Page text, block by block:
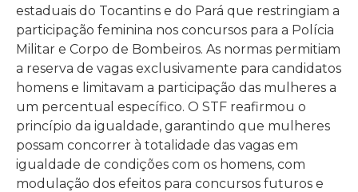
estaduais do Tocantins e do Pará que restringiam a
participação feminina nos concursos para a Polícia
Militar e Corpo de Bombeiros. As normas permitiam
a reserva de vagas exclusivamente para candidatos
homens e limitavam a participação das mulheres a
um percentual específico. O STF reafirmou o
princípio da igualdade, garantindo que mulheres
possam concorrer à totalidade das vagas em
igualdade de condições com os homens, com
modulação dos efeitos para concursos futuros e